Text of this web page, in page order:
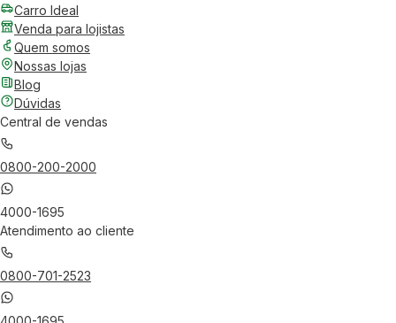
Carro Ideal
Venda para lojistas
Quem somos
Nossas lojas
Blog
Dúvidas
Central de vendas
0800-200-2000
4000-1695
Atendimento ao cliente
0800-701-2523